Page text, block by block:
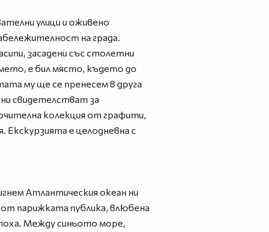
улици и оживено
на града.
засадени със столетни
е бил място, където до
му ще се пренесем в друга
свидетелстват за
колекция от графити,
Екскурзията е целодневна с
Атлантическия океан ни
парижката публика, влюбена
Между синьото море,